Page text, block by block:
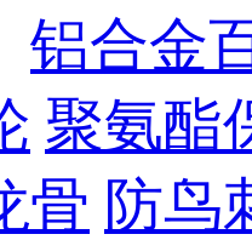
铝合金
聚氨酯
骨 防鸟